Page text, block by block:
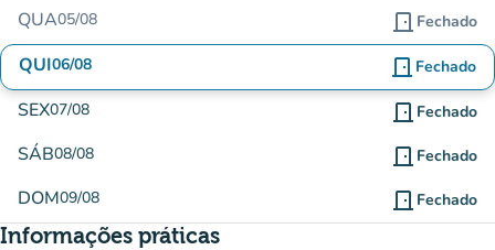
QUA05/08 door_front Fechado
QUI06/08 door_front Fechado
SEX07/08 door_front Fechado
SÁB08/08 door_front Fechado
DOM09/08 door_front Fechado
Informações práticas